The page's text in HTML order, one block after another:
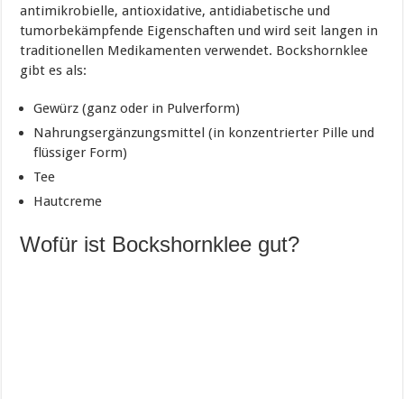
antimikrobielle, antioxidative, antidiabetische und
tumorbekämpfende Eigenschaften und wird seit langen in
traditionellen Medikamenten verwendet. Bockshornklee
gibt es als:
Gewürz (ganz oder in Pulverform)
Nahrungsergänzungsmittel (in konzentrierter Pille und
flüssiger Form)
Tee
Hautcreme
Wofür ist Bockshornklee gut?